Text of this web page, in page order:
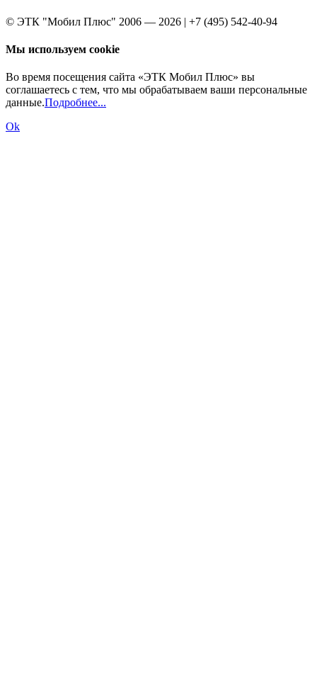
© ЭТК "Мобил Плюс" 2006 — 2026 | +7 (495) 542-40-94
Мы используем cookie
Во время посещения сайта «ЭТК Мобил Плюс» вы
соглашаетесь с тем, что мы обрабатываем ваши персональные
данные.Подробнее...
Ok